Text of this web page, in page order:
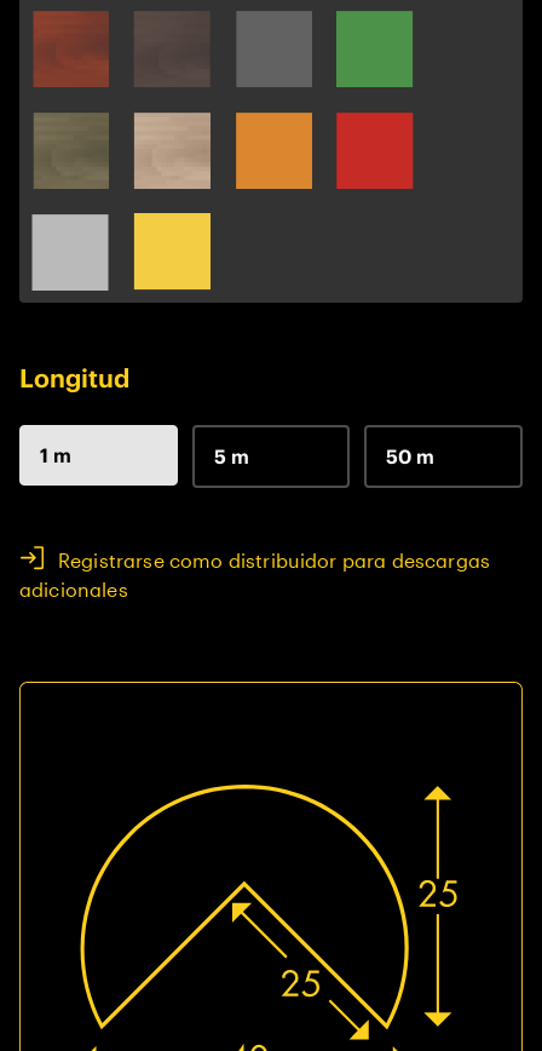
Longitud
1 m 5 m 50 m
Registrarse como distribuidor para descargas
adicionales